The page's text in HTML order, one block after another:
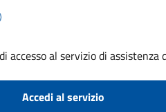
accesso al servizio di assistenza
Accedi al servizio